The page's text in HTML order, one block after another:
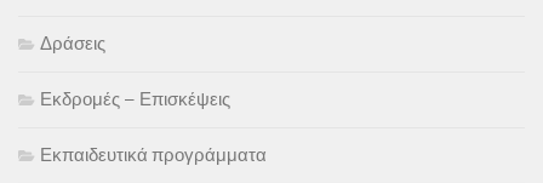
Δράσεις
Εκδρομές – Επισκέψεις
Εκπαιδευτικά προγράμματα